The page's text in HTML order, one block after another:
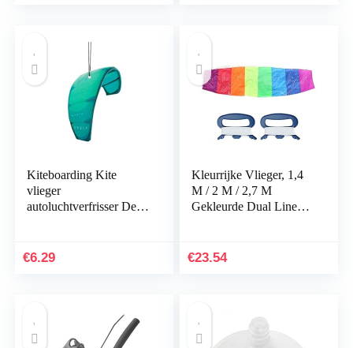
Kiteboarding Kite
vlieger
autoluchtverfrisser De
autogeur
€6.29
Kleurrijke Vlieger, 1,4
M / 2 M / 2,7 M
Gekleurde Dual Line
Toy(6.6ft…
€23.54